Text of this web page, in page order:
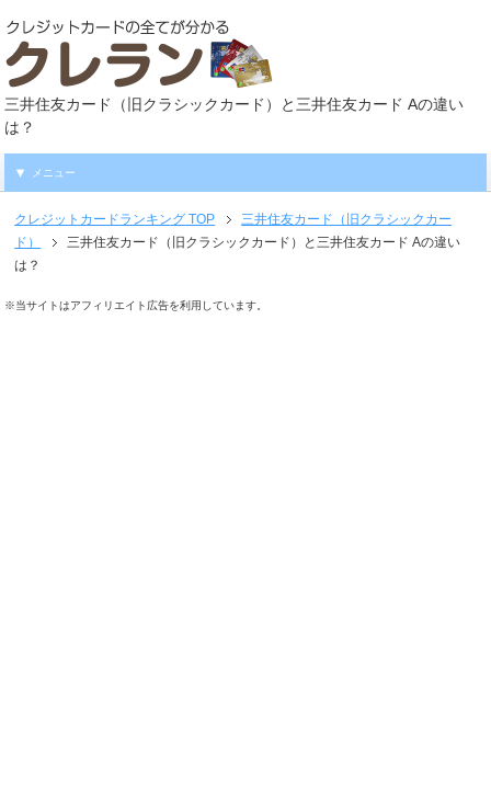
三井住友カード（旧クラシックカード）と三井住友カード Aの違い
は？
メニュー
クレジットカードランキング TOP
三井住友カード（旧クラシックカー
ド）
三井住友カード（旧クラシックカード）と三井住友カード Aの違い
は？
※当サイトはアフィリエイト広告を利用しています。